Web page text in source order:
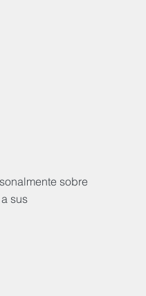
sobre
sus